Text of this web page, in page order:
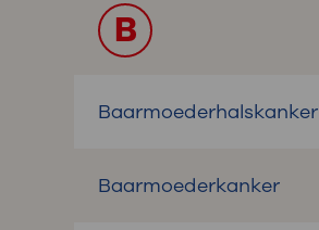
B
Baarmoederhalskanker
Baarmoederkanker